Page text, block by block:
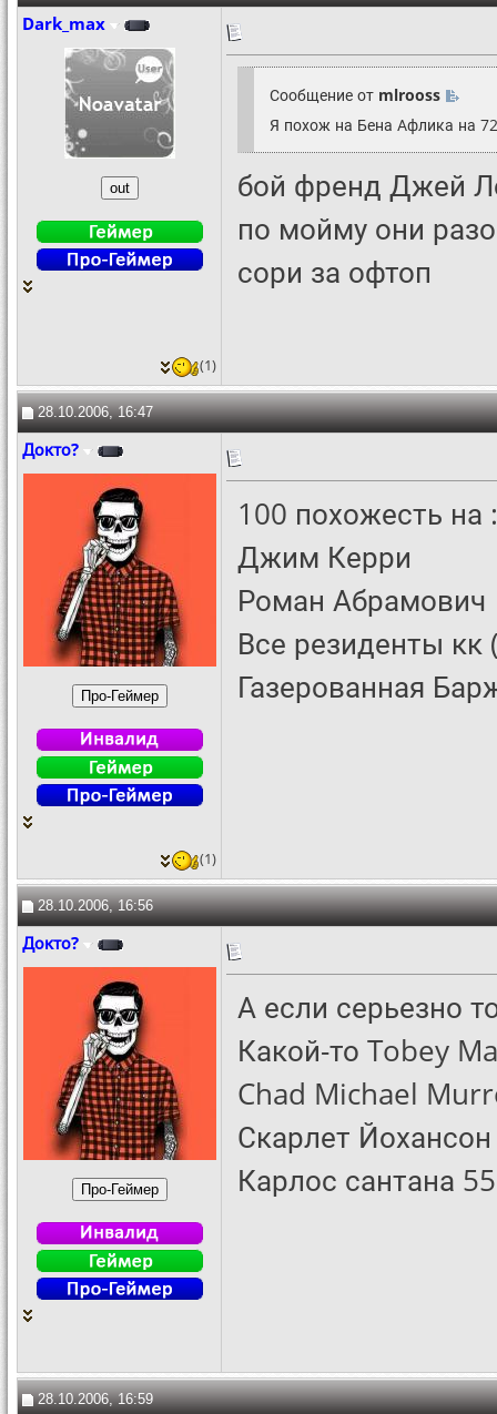
Dark_max
Сообщение от mlrooss
Я похож на Бена Афлика на
бой френд Джей
по мойму они
сори за офтоп
(1)
28.10.2006, 16:47
Докто?
100 похожесть на :
Джим Керри
Роман Абрамович
Все резиденты
Газерованная
(1)
28.10.2006, 16:56
Докто?
А если серьезно
Какой-то Tobey
Chad Michael
Скарлет Йохансон
Карлос сантана
28.10.2006, 16:59